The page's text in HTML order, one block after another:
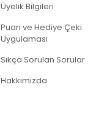
Üyelik Bilgileri
Puan ve Hediye Çeki
Uygulaması
Sıkça Sorulan Sorular
Hakkımızda